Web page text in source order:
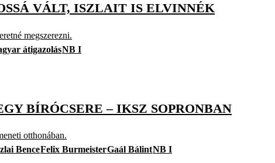
VÁLT, ISZLAIT IS ELVINNÉK
megszerezni.
átigazolásNB I
BÍRÓCSERE – IKSZ SOPRONBAN
otthonában.
BenceFelix BurmeisterGaál BálintNB I